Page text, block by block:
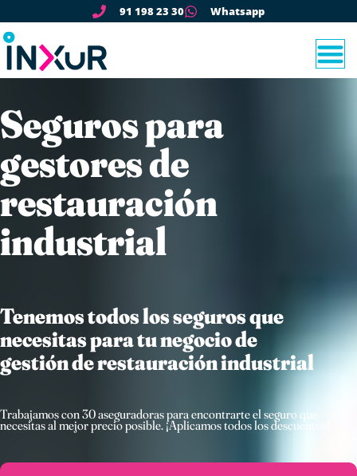
91 198 23 30 Whatsapp
Seguros para
gestores de
restauración
industrial
Tenemos todos los seguros que
necesitas para tu negocio de
gestión de restauración industrial
Trabajamos con 30 aseguradoras para encontrarte el seguro que
necesitas al mejor precio posible. ¡Aplicamos todos los descuentos!